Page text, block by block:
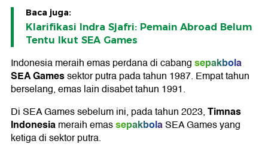
Baca juga:
Klarifikasi Indra Sjafri: Pemain Abroad Belum
Tentu Ikut SEA Games
Indonesia meraih emas perdana di cabangsepakbola
SEA Gamessektor putra pada tahun 1987. Empat tahun
berselang, emas lain disabet tahun 1991.
Di SEA Games sebelum ini, pada tahun 2023,Timnas
Indonesiameraih emassepakbolaSEA Games yang
ketiga di sektor putra.